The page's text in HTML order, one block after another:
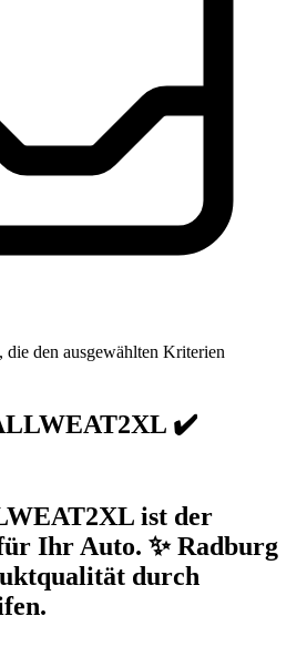
den ausgewählten Kriterien
✔️
ist der
Ihr Auto. ✨ Radburg
durch